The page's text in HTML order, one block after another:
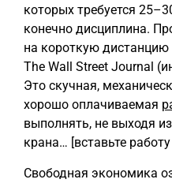
которых требуется
конечно дисциплина.
на короткую дистанцию
The Wall Street Journal
Это скучная,
хорошо оплачиваемая
выполнять, не выходя
крана… [вставьте
Свободная экономика